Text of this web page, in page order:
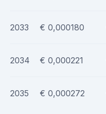
2033 € 0,000180
2034 € 0,000221
2035 € 0,000272